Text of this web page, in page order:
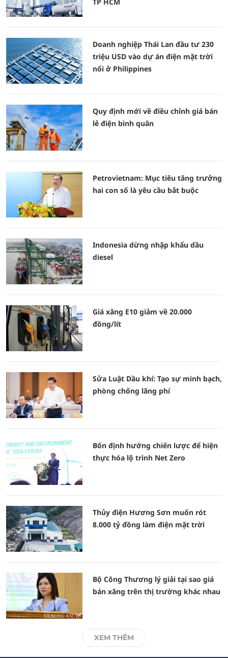
Doanh nghiệp Thái Lan đầu tư 230
triệu USD vào dự án điện mặt trời
nổi ở Philippines
Quy định mới về điều chỉnh giá bán
lẻ điện bình quân
Petrovietnam: Mục tiêu tăng trưởng
hai con số là yêu cầu bắt buộc
Indonesia dừng nhập khẩu dầu
diesel
Giá xăng E10 giảm về 20.000
đồng/lít
Sửa Luật Dầu khí: Tạo sự minh bạch,
phòng chống lãng phí
Bốn định hướng chiến lược để hiện
thực hóa lộ trình Net Zero
Thủy điện Hương Sơn muốn rót
8.000 tỷ đồng làm điện mặt trời
Bộ Công Thương lý giải tại sao giá
bán xăng trên thị trường khác nhau
XEM THÊM